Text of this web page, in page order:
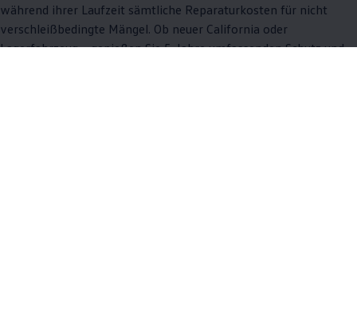
während ihrer Laufzeit sämtliche Reparaturkosten für nicht
verschleißbedingte Mängel. Ob neuer California oder
Lagerfahrzeug – genießen Sie 5 Jahre umfassenden Schutz und